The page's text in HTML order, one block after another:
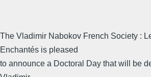
The Vladimir Nabokov French Society :
Enchantés is pleased
to announce a Doctoral Day that will be